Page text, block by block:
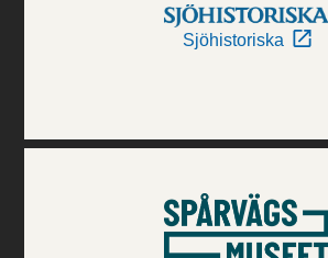
Sjöhistoriska